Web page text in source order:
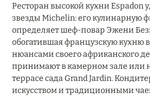
Maison Boissière – BARNES Residences
Mandarin Oriental, Paris
Norman Hôtel & Spa
Ritz Paris
Saint James Paris
Ресторан высокой кухни Espadon
звезды Michelin: его кулинарную
определяет шеф-повар Эжени
обогатившая французскую кухню
нюансами своего африканского
принимают в камерном зале или
террасе сада Grand Jardin.
искусством и традиционными